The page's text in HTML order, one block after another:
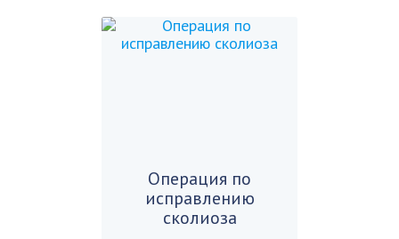
Операция по
исправлению
сколиоза